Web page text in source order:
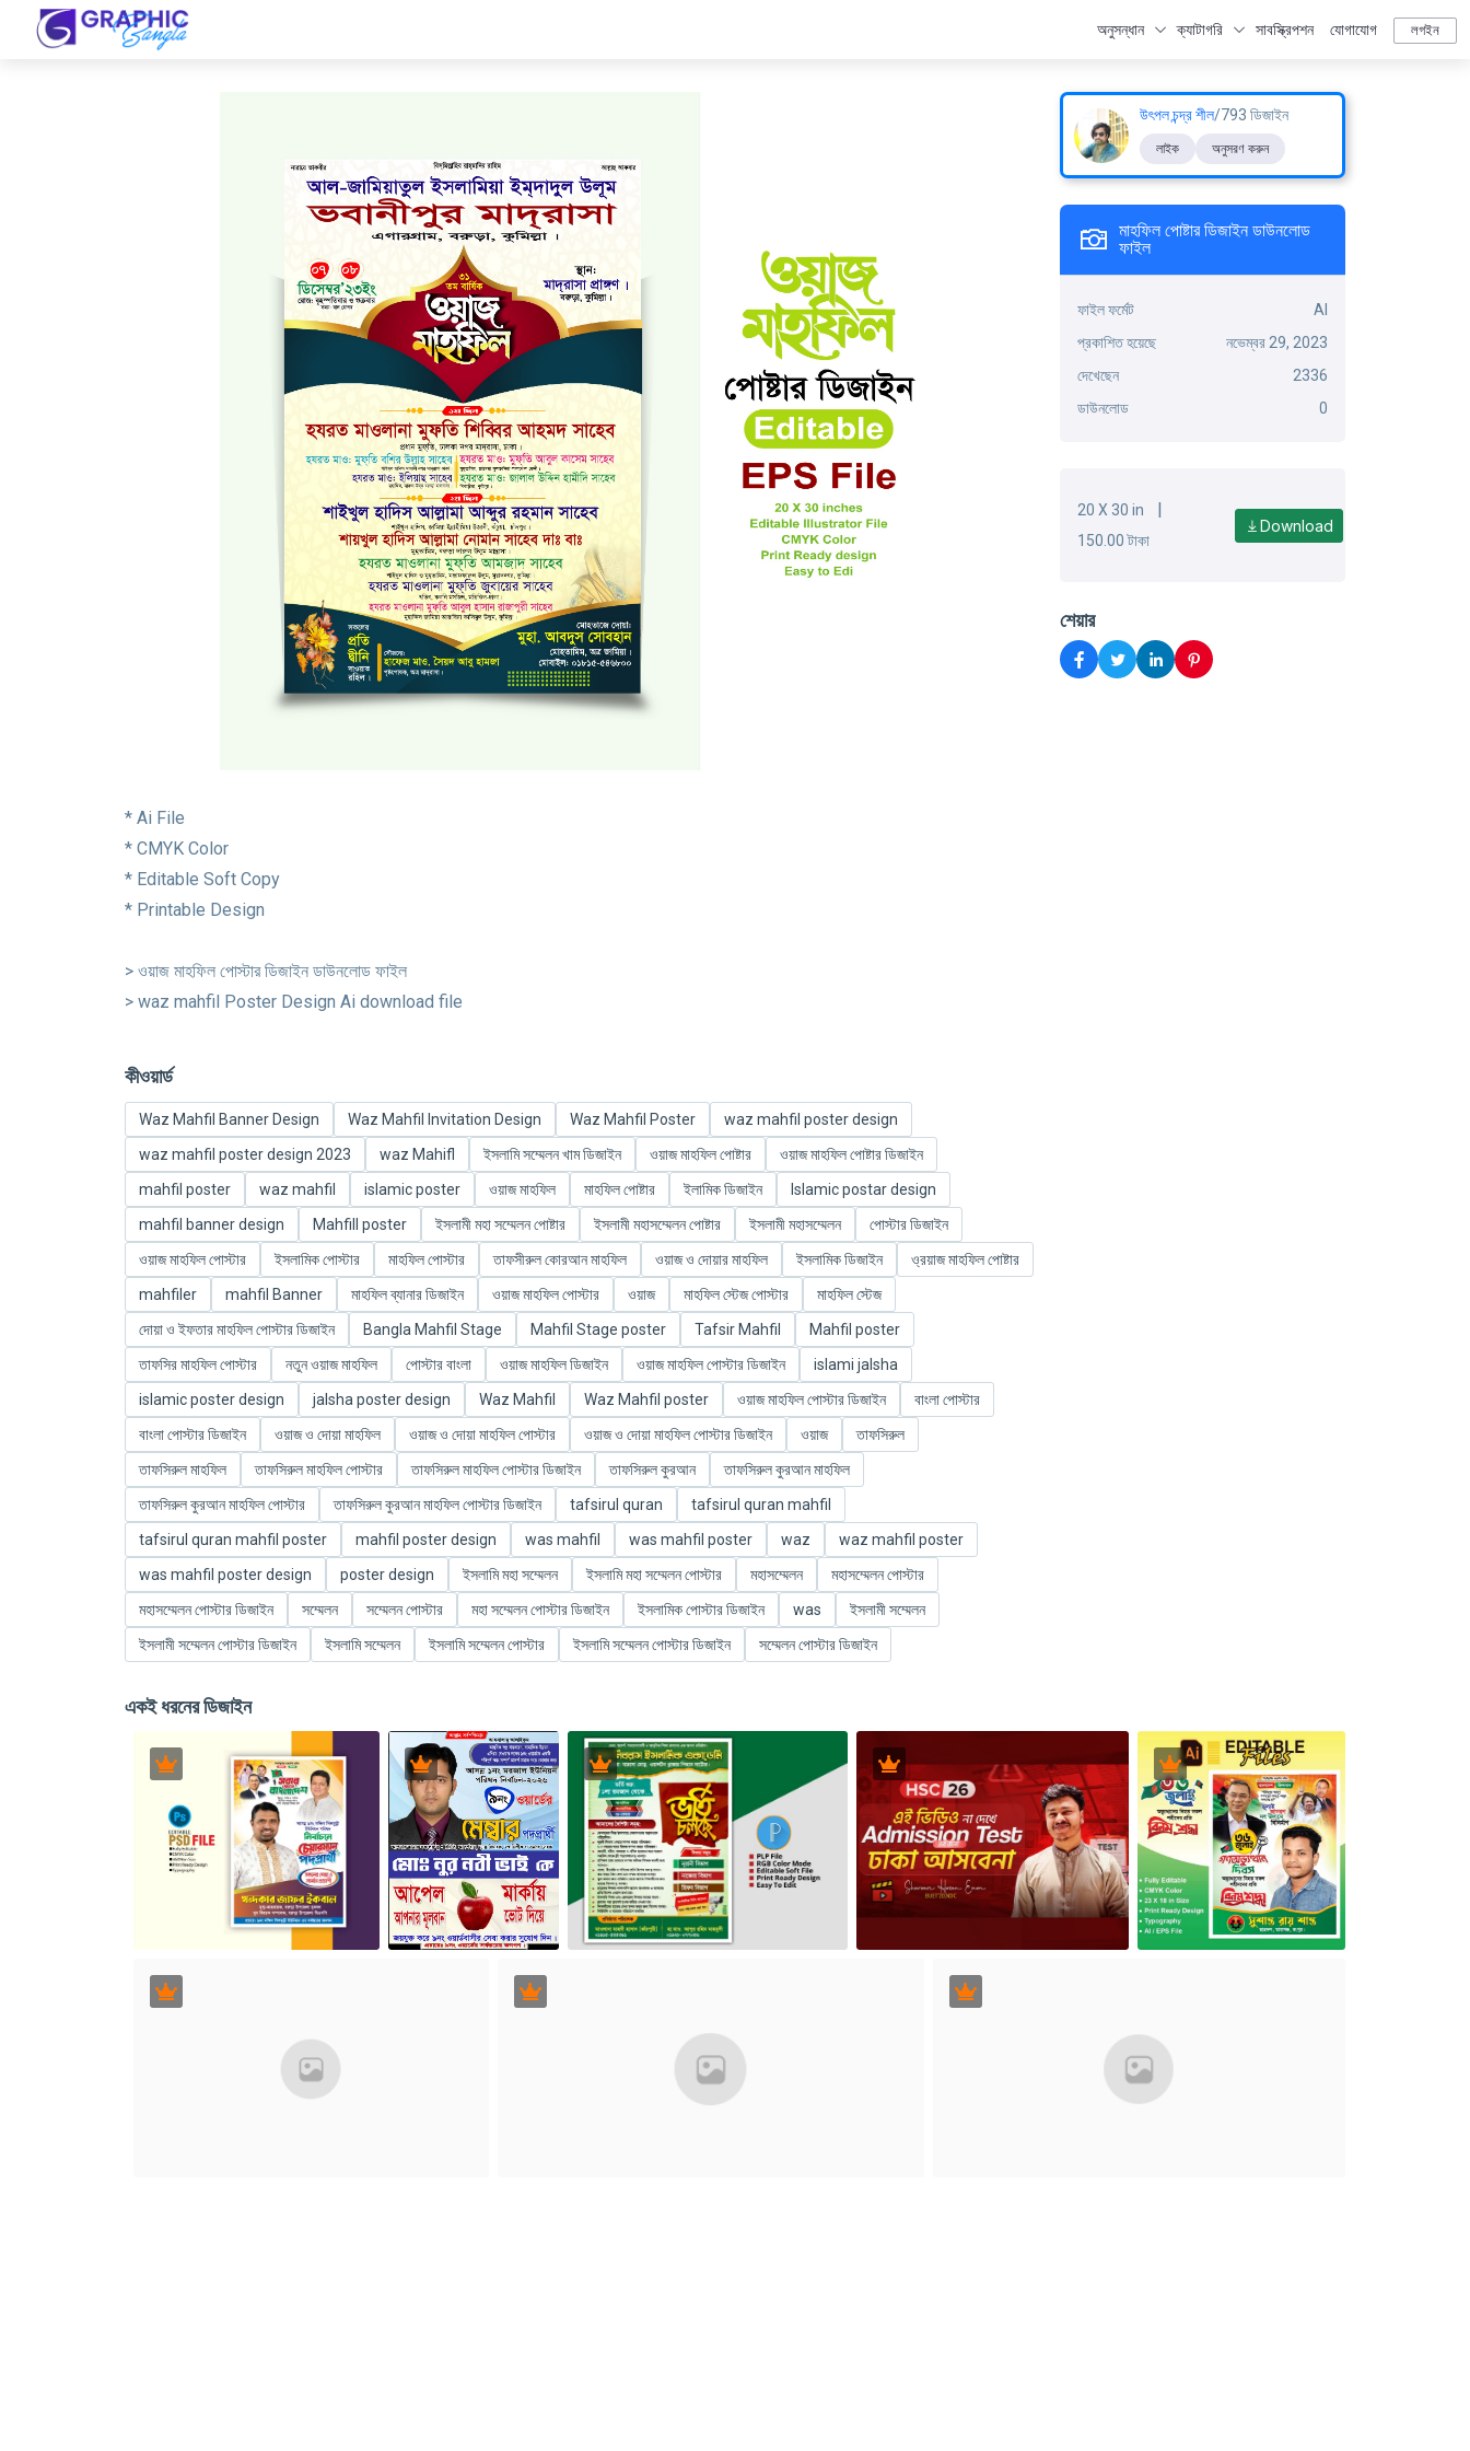
অনুসন্ধান ক্যাটাগরি সাবস্ক্রিপশন যোগাযোগ লগইন
* Ai File
* CMYK Color
* Editable Soft Copy
* Printable Design
> ওয়াজ মাহফিল পোস্টার ডিজাইন ডাউনলোড ফাইল
> waz mahfil Poster Design Ai download file
কীওয়ার্ড
Waz Mahfil Banner Design Waz Mahfil Invitation Design Waz Mahfil Poster
waz mahfil poster design
waz mahfil poster design 2023
waz Mahifl ইসলামি সম্মেলন খাম ডিজাইন ওয়াজ মাহফিল পোষ্টার
ওয়াজ মাহফিল পোষ্টার ডিজাইন
mahfil poster
waz mahfil islamic poster ওয়াজ মাহফিল মাহফিল পোষ্টার ইলামিক ডিজাইন
Islamic postar design
mahfil banner design
Mahfill poster ইসলামী মহা সম্মেলন পোষ্টার ইসলামী মহাসম্মেলন পোষ্টার ইসলামী মহাসম্মেলন
পোস্টার ডিজাইন
ওয়াজ মাহফিল পোস্টার
ইসলামিক পোস্টার মাহফিল পোস্টার তাফসীরুল কোরআন মাহফিল ওয়াজ ও দোয়ার মাহফিল ইসলামিক ডিজাইন
ও্রয়াজ মাহফিল পোষ্টার
mahfiler
mahfil Banner মাহফিল ব্যানার ডিজাইন ওয়াজ মাহফিল পোস্টার ওয়াজ মাহফিল স্টেজ পোস্টার
মাহফিল স্টেজ
দোয়া ও ইফতার মাহফিল পোস্টার ডিজাইন
Bangla Mahfil Stage Mahfil Stage poster Tafsir Mahfil
Mahfil poster
তাফসির মাহফিল পোস্টার
নতুন ওয়াজ মাহফিল পোস্টার বাংলা ওয়াজ মাহফিল ডিজাইন ওয়াজ মাহফিল পোস্টার ডিজাইন
islami jalsha
islamic poster design
jalsha poster design Waz Mahfil Waz Mahfil poster ওয়াজ মাহফিল পোস্টার ডিজাইন
বাংলা পোস্টার
বাংলা পোস্টার ডিজাইন
ওয়াজ ও দোয়া মাহফিল ওয়াজ ও দোয়া মাহফিল পোস্টার ওয়াজ ও দোয়া মাহফিল পোস্টার ডিজাইন ওয়াজ
তাফসিরুল
তাফসিরুল মাহফিল
তাফসিরুল মাহফিল পোস্টার তাফসিরুল মাহফিল পোস্টার ডিজাইন তাফসিরুল কুরআন
তাফসিরুল কুরআন মাহফিল
তাফসিরুল কুরআন মাহফিল পোস্টার
তাফসিরুল কুরআন মাহফিল পোস্টার ডিজাইন tafsirul quran
tafsirul quran mahfil
tafsirul quran mahfil poster
mahfil poster design was mahfil was mahfil poster waz
waz mahfil poster
was mahfil poster design
poster design ইসলামি মহা সম্মেলন ইসলামি মহা সম্মেলন পোস্টার মহাসম্মেলন
মহাসম্মেলন পোস্টার
মহাসম্মেলন পোস্টার ডিজাইন
সম্মেলন সম্মেলন পোস্টার মহা সম্মেলন পোস্টার ডিজাইন ইসলামিক পোস্টার ডিজাইন was
ইসলামী সম্মেলন
ইসলামী সম্মেলন পোস্টার ডিজাইন
ইসলামি সম্মেলন ইসলামি সম্মেলন পোস্টার ইসলামি সম্মেলন পোস্টার ডিজাইন সম্মেলন পোস্টার ডিজাইন
উৎপল চন্দ্র শীল/793 ডিজাইন
লাইক অনুসরণ করুন
মাহফিল পোষ্টার ডিজাইন ডাউনলোড
ফাইল
ফাইল ফর্মেট
AI
প্রকাশিত হয়েছে
নভেম্বর 29, 2023
দেখেছেন
2336
ডাউনলোড
0
20 X 30 in |
150.00 টাকা
Download
শেয়ার
একই ধরনের ডিজাইন